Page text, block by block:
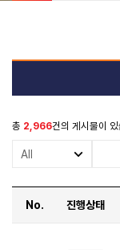
총 2,966건의 게시물이
No. 진행상태